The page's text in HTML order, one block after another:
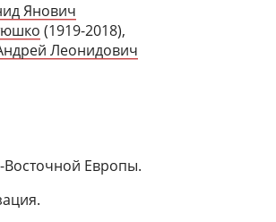
Янович
(1919-2018),
Леонидович
Европы.